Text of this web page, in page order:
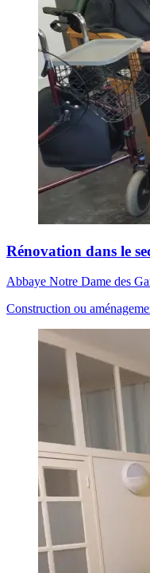
Rénovation dans le
Abbaye Notre Dame des
Construction ou